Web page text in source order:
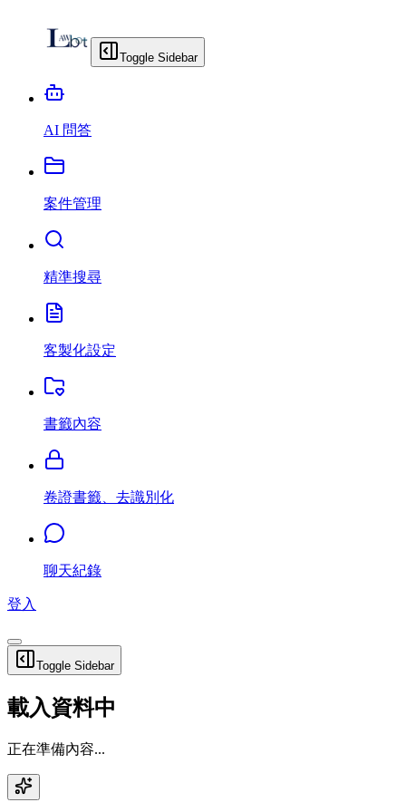
Toggle Sidebar
AI 問答
案件管理
精準搜尋
客製化設定
書籤內容
卷證書籤、去識別化
聊天紀錄
登入
Toggle Sidebar
載入資料中
正在準備內容...